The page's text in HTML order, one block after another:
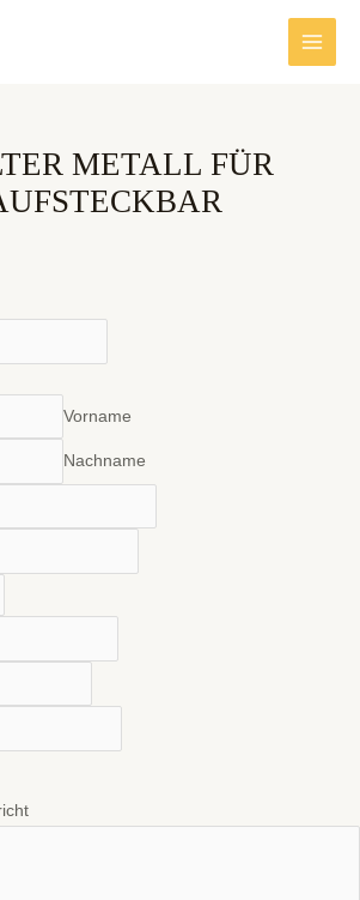
Main
METALL FÜR
Vorname
Nachname